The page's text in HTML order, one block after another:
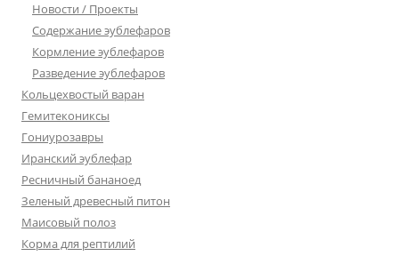
Новости / Проекты
Содержание эублефаров
Кормление эублефаров
Разведение эублефаров
Кольцехвостый варан
Гемитекониксы
Гониурозавры
Иранский эублефар
Ресничный бананоед
Зеленый древесный питон
Маисовый полоз
Корма для рептилий